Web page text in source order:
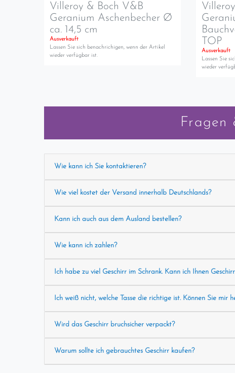
Villeroy & Boch V&B
Geranium Aschenbecher Ø
ca. 14,5 cm
Ausverkauft
Lassen Sie sich benachrichigen, wenn der Artikel
wieder verfügbar ist.
TOP
Ausverkauft
Lassen Sie
wieder
Fragen
Wie kann ich Sie kontaktieren?
Wie viel kostet der Versand innerhalb Deutschlands?
Kann ich auch aus dem Ausland bestellen?
Wie kann ich zahlen?
Ich habe zu viel Geschirr im Schrank. Kann ich Ihnen
Ich weiß nicht, welche Tasse die richtige ist. Können Sie mir
Wird das Geschirr bruchsicher verpackt?
Warum sollte ich gebrauchtes Geschirr kaufen?